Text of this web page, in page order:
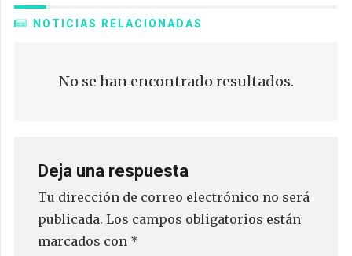
NOTICIAS RELACIONADAS
No se han encontrado resultados.
Deja una respuesta
Tu dirección de correo electrónico no será
publicada. Los campos obligatorios están
marcados con *